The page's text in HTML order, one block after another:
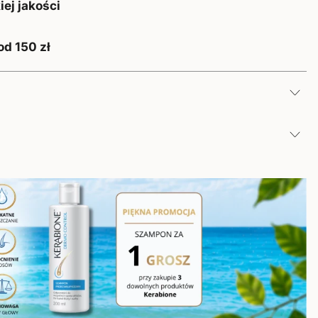
jakości
150 zł
500 mg
500 mg
250 mg
25 mg
80 mg (100% RWS*)
– Lugano, Szwajcaria
ul. Krakowiaków 50, 02-255 Warszawa, Polska